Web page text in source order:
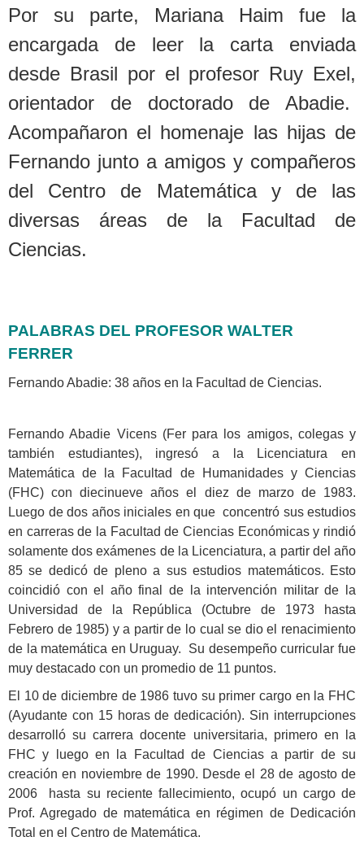
Por su parte, Mariana Haim fue la
encargada de leer la carta enviada
desde Brasil por el profesor Ruy Exel,
orientador de doctorado de Abadie.
Acompañaron el homenaje las hijas de
Fernando junto a amigos y compañeros
del Centro de Matemática y de las
diversas áreas de la Facultad de
Ciencias.
PALABRAS DEL PROFESOR WALTER
FERRER
Fernando Abadie: 38 años en la Facultad de Ciencias.
Fernando Abadie Vicens (Fer para los amigos, colegas y
también estudiantes), ingresó a la Licenciatura en
Matemática de la Facultad de Humanidades y Ciencias
(FHC) con diecinueve años el diez de marzo de 1983.
Luego de dos años iniciales en que concentró sus estudios
en carreras de la Facultad de Ciencias Económicas y rindió
solamente dos exámenes de la Licenciatura, a partir del año
85 se dedicó de pleno a sus estudios matemáticos. Esto
coincidió con el año final de la intervención militar de la
Universidad de la República (Octubre de 1973 hasta
Febrero de 1985) y a partir de lo cual se dio el renacimiento
de la matemática en Uruguay. Su desempeño curricular fue
muy destacado con un promedio de 11 puntos.
El 10 de diciembre de 1986 tuvo su primer cargo en la FHC
(Ayudante con 15 horas de dedicación). Sin interrupciones
desarrolló su carrera docente universitaria, primero en la
FHC y luego en la Facultad de Ciencias a partir de su
creación en noviembre de 1990. Desde el 28 de agosto de
2006 hasta su reciente fallecimiento, ocupó un cargo de
Prof. Agregado de matemática en régimen de Dedicación
Total en el Centro de Matemática.